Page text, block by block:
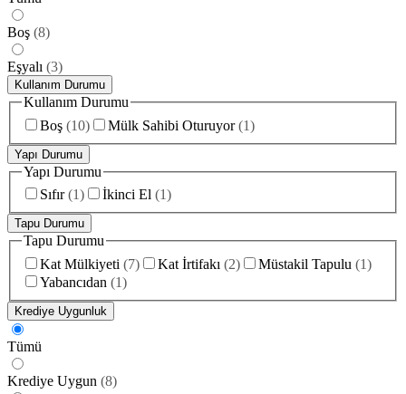
Boş (8)
Eşyalı (3)
Kullanım Durumu
Kullanım Durumu
Boş (10) Mülk Sahibi Oturuyor (1)
Yapı Durumu
Yapı Durumu
Sıfır (1) İkinci El (1)
Tapu Durumu
Tapu Durumu
Kat Mülkiyeti (7) Kat İrtifakı (2) Müstakil Tapulu (1)
Yabancıdan (1)
Krediye Uygunluk
Tümü
Krediye Uygun (8)